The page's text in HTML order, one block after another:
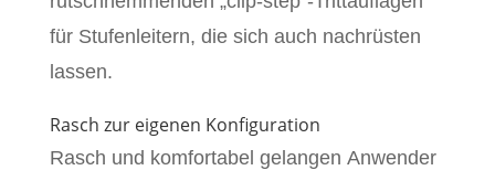
für Stufenleitern, die sich auch nachrüsten
lassen.
Rasch zur eigenen Konfiguration
Rasch und komfortabel gelangen Anwender